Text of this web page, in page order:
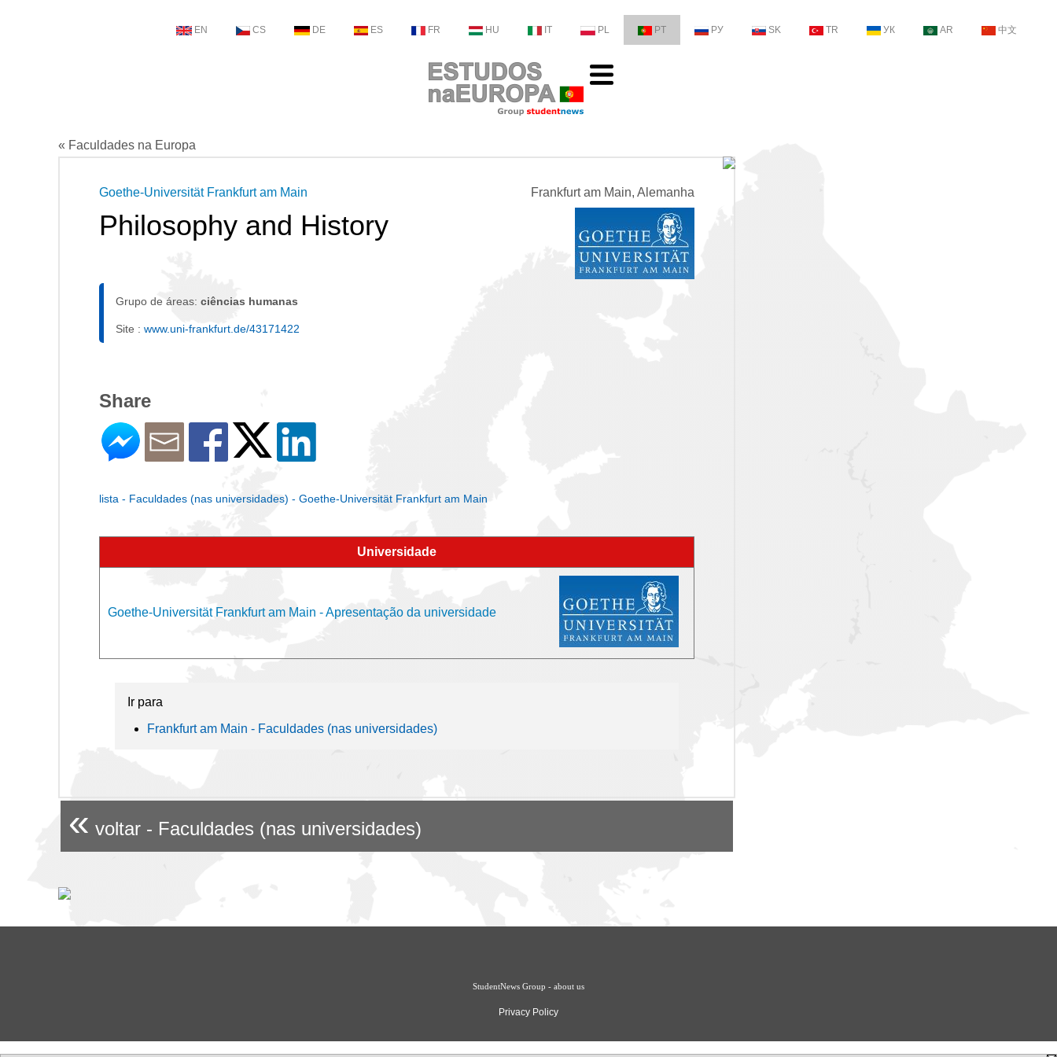
EN CS DE ES FR HU IT PL PT РУ SK TR УК AR 中文
« Faculdades na Europa
Frankfurt am Main, Alemanha
Goethe-Universität Frankfurt am Main
Philosophy and History
Grupo de áreas: ciências humanas
Site : www.uni-frankfurt.de/43171422
Share
lista - Faculdades (nas universidades) - Goethe-Universität Frankfurt am Main
Universidade
Goethe-Universität Frankfurt am Main - Apresentação da universidade
Ir para
Frankfurt am Main - Faculdades (nas universidades)
« voltar - Faculdades (nas universidades)
StudentNews Group - about us
Privacy Policy